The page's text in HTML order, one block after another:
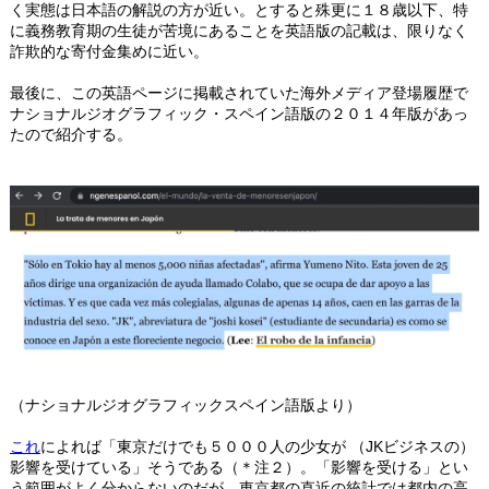
く実態は日本語の解説の方が近い。とすると殊更に１８歳以下、特
に義務教育期の生徒が苦境にあることを英語版の記載は、限りなく
詐欺的な寄付金集めに近い。
最後に、この英語ページに掲載されていた海外メディア登場履歴で
ナショナルジオグラフィック・スペイン語版の２０１４年版があっ
たので紹介する。
（ナショナルジオグラフィックスペイン語版より）
これによれば「東京だけでも５０００人の少女が （JKビジネスの）
影響を受けている」そうである（＊注２）。「影響を受ける」とい